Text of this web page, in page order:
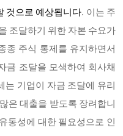
것으로 예상됩니다. 이는 주
조달하기 위한 자본 수요가
종 주식 통제를 유지하면서
금 조달을 모색하여 회사채
기업이 자금 조달에 유리
은 대출을 받도록 장려합니
동성에 대한 필요성으로 인